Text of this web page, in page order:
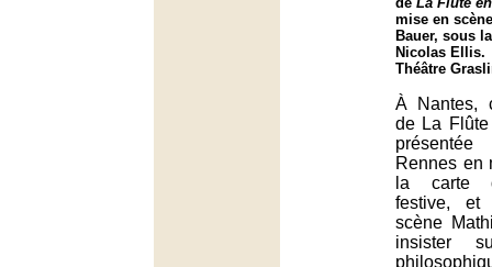
mise en
Bauer, sous
Nicolas Ellis.
Théâtre
À Nantes,
de La
Rennes en
la carte
festive,
scène
insister